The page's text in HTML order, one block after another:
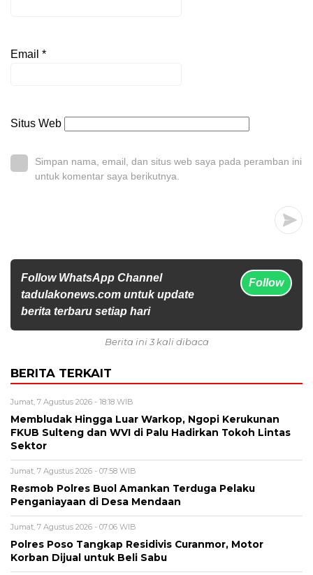
Email *
Situs Web
Simpan nama, email, dan situs web saya pada peramban ini
untuk komentar saya berikutnya.
Follow WhatsApp Channel
tadulakonews.com untuk update
berita terbaru setiap hari
Follow
Berita ini 3 kali dibaca
BERITA TERKAIT
Jumat, 7 Agustus 2026 - 18:18 WIB
Membludak Hingga Luar Warkop, Ngopi Kerukunan
FKUB Sulteng dan WVI di Palu Hadirkan Tokoh Lintas
Sektor
Jumat, 7 Agustus 2026 - 07:58 WIB
Resmob Polres Buol Amankan Terduga Pelaku
Penganiayaan di Desa Mendaan
Jumat, 7 Agustus 2026 - 07:06 WIB
Polres Poso Tangkap Residivis Curanmor, Motor
Korban Dijual untuk Beli Sabu